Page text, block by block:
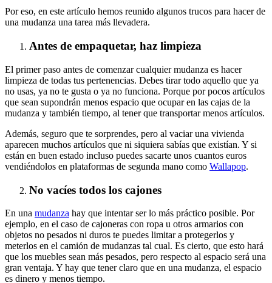
Por eso, en este artículo hemos reunido algunos trucos para hacer de
una mudanza una tarea más llevadera.
Antes de empaquetar, haz limpieza
El primer paso antes de comenzar cualquier mudanza es hacer
limpieza de todas tus pertenencias. Debes tirar todo aquello que ya
no usas, ya no te gusta o ya no funciona. Porque por pocos artículos
que sean supondrán menos espacio que ocupar en las cajas de la
mudanza y también tiempo, al tener que transportar menos artículos.
Además, seguro que te sorprendes, pero al vaciar una vivienda
aparecen muchos artículos que ni siquiera sabías que existían. Y si
están en buen estado incluso puedes sacarte unos cuantos euros
vendiéndolos en plataformas de segunda mano como Wallapop.
No vacíes todos los cajones
En una mudanza hay que intentar ser lo más práctico posible. Por
ejemplo, en el caso de cajoneras con ropa u otros armarios con
objetos no pesados ni duros te puedes limitar a protegerlos y
meterlos en el camión de mudanzas tal cual. Es cierto, que esto hará
que los muebles sean más pesados, pero respecto al espacio será una
gran ventaja. Y hay que tener claro que en una mudanza, el espacio
es dinero y menos tiempo.